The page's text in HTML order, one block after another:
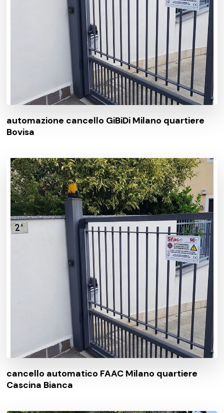
automazione cancello GiBiDi Milano quartiere
Bovisa
cancello automatico FAAC Milano quartiere
Cascina Bianca